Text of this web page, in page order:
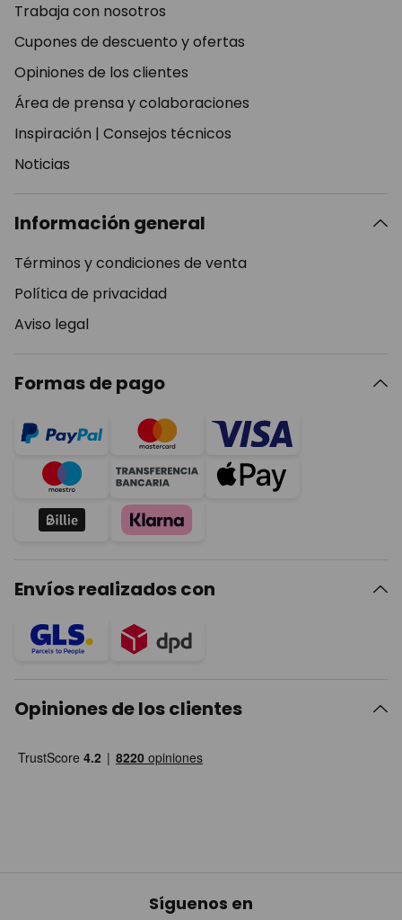
Trabaja con nosotros
Cupones de descuento y ofertas
Opiniones de los clientes
Área de prensa y colaboraciones
Inspiración | Consejos técnicos
Noticias
Información general
Términos y condiciones de venta
Política de privacidad
Aviso legal
Formas de pago
Envíos realizados con
Opiniones de los clientes
Síguenos en